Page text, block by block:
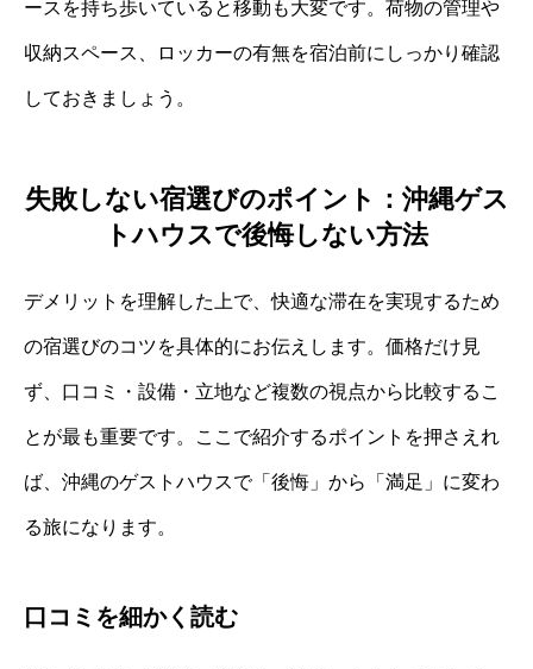
ースを持ち歩いていると移動も大変です。荷物の管理や
収納スペース、ロッカーの有無を宿泊前にしっかり確認
しておきましょう。
失敗しない宿選びのポイント：沖縄ゲス
トハウスで後悔しない方法
デメリットを理解した上で、快適な滞在を実現するため
の宿選びのコツを具体的にお伝えします。価格だけ見
ず、口コミ・設備・立地など複数の視点から比較するこ
とが最も重要です。ここで紹介するポイントを押さえれ
ば、沖縄のゲストハウスで「後悔」から「満足」に変わ
る旅になります。
口コミを細かく読む